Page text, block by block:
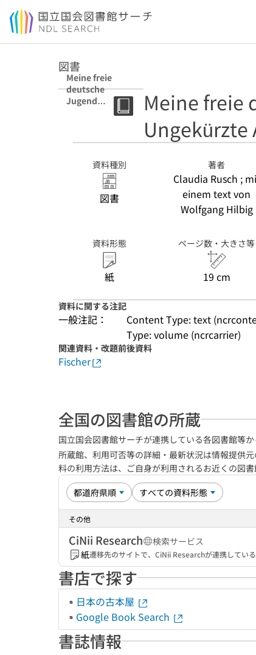
本文へ移動
図書
Meine freie
deutsche
Jugend
Meine freie
Ungekürzte
資料種別
図書
著者
Claudia Rusch ;
einem text von
Wolfgang Hilbig
資料形態
紙
ページ数・大きさ等
19 cm
資料に関する注記
一般注記：
Content Type: text
Type: volume (ncrcarrier)
関連資料・改題前後資料
Fischer
全国の図書館の所蔵
国立国会図書館サーチが連携している各図書館等
所蔵館、利用可否等の詳細・最新状況は情報提供
料の利用方法は、ご自身が利用されるお近くの図
その他
CiNii Research
検索サービス
紙遷移先のサイトで、CiNii Researchが連携してい
書店で探す
日本の古本屋
Google Book Search
書誌情報